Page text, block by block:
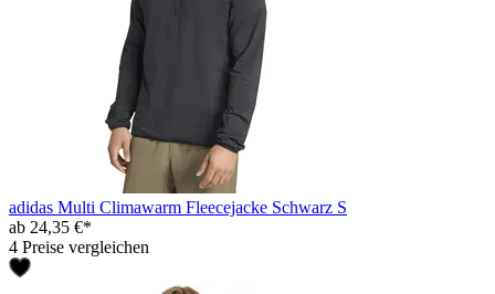
adidas Multi Climawarm Fleecejacke Schwarz S
ab 24,35 €*
4 Preise vergleichen